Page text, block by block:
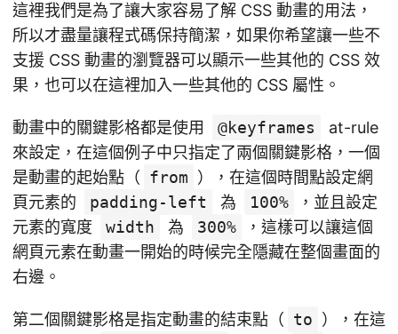
這裡我們是為了讓大家容易了解 CSS 動畫的用法，
所以才盡量讓程式碼保持簡潔，如果你希望讓一些不
支援 CSS 動畫的瀏覽器可以顯示一些其他的 CSS 效
果，也可以在這裡加入一些其他的 CSS 屬性。
動畫中的關鍵影格都是使用 @keyframes
at-rule
來設定，在這個例子中只指定了兩個關鍵影格，一個
是動畫的起始點（ from ），在這個時間點設定網
頁元素的
padding-left 為 100%
，並且設定
元素的寬度
width 為 300%
，這樣可以讓這個
網頁元素在動畫一開始的時候完全隱藏在整個畫面的
右邊。
第二個關鍵影格是指定動畫的結束點（ to ），在這